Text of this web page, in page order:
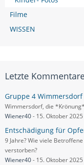
Filme
WISSEN
Letzte
Gruppe 4 Wimmersdorf
Wimmersdorf, die
Wiener40- 15. Oktober 2025
Entschädigung für
9 Jahre? Wie viele
verstorben?
Wiener40- 15. Oktober 2025